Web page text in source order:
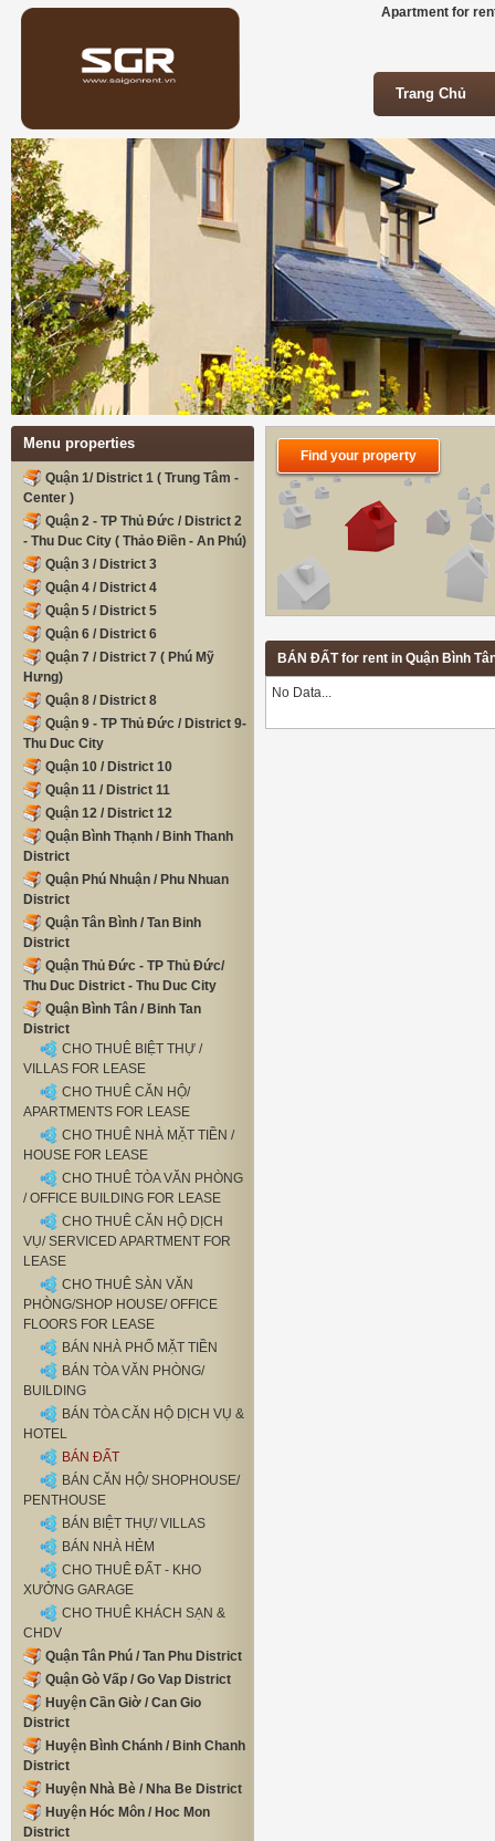
Apartment for
Trang Chủ
Trang Chủ
Menu properties
Quận 1/ District 1 ( Trung Tâm -
Center )
Quận 2 - TP Thủ Đức / District 2
- Thu Duc City ( Thảo Điền - An Phú)
Quận 3 / District 3
Quận 4 / District 4
Quận 5 / District 5
Quận 6 / District 6
Quận 7 / District 7 ( Phú Mỹ
Hưng)
Quận 8 / District 8
Quận 9 - TP Thủ Đức / District 9-
Thu Duc City
Quận 10 / District 10
Quận 11 / District 11
Quận 12 / District 12
Quận Bình Thạnh / Binh Thanh
District
Quận Phú Nhuận / Phu Nhuan
District
Quận Tân Bình / Tan Binh
District
Quận Thủ Đức - TP Thủ Đức/
Thu Duc District - Thu Duc City
Quận Bình Tân / Binh Tan
District
CHO THUÊ BIỆT THỰ /
VILLAS FOR LEASE
CHO THUÊ CĂN HỘ/
APARTMENTS FOR LEASE
CHO THUÊ NHÀ MẶT TIỀN /
HOUSE FOR LEASE
CHO THUÊ TÒA VĂN PHÒNG
/ OFFICE BUILDING FOR LEASE
CHO THUÊ CĂN HỘ DỊCH
VỤ/ SERVICED APARTMENT FOR
LEASE
CHO THUÊ SÀN VĂN
PHÒNG/SHOP HOUSE/ OFFICE
FLOORS FOR LEASE
BÁN NHÀ PHỐ MẶT TIỀN
BÁN TÒA VĂN PHÒNG/
BUILDING
BÁN TÒA CĂN HỘ DỊCH VỤ &
HOTEL
BÁN ĐẤT
BÁN CĂN HỘ/ SHOPHOUSE/
PENTHOUSE
BÁN BIỆT THỰ/ VILLAS
BÁN NHÀ HẺM
CHO THUÊ ĐẤT - KHO
XƯỞNG GARAGE
CHO THUÊ KHÁCH SẠN &
CHDV
Quận Tân Phú / Tan Phu District
Quận Gò Vấp / Go Vap District
Huyện Cần Giờ / Can Gio
District
Huyện Bình Chánh / Binh Chanh
District
Huyện Nhà Bè / Nha Be District
Huyện Hóc Môn / Hoc Mon
District
Find your property
BÁN ĐẤT for rent in Quận Bình
No Data...